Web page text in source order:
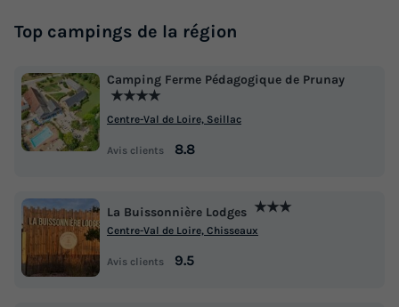
Top campings de la région
Camping Ferme Pédagogique de Prunay
★★★★
Centre-Val de Loire, Seillac
Avis clients 8.8
La Buissonnière Lodges ★★★
Centre-Val de Loire, Chisseaux
Avis clients 9.5